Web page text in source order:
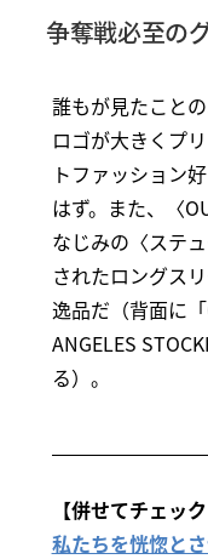
争奪戦必至の
誰もが見たこと
ロゴが大きくプ
トファッション
はず。また、〈
なじみの〈ステ
されたロングス
逸品だ（背面に「
ANGELES
る）。
【併せてチェッ
私たちを恍惚と